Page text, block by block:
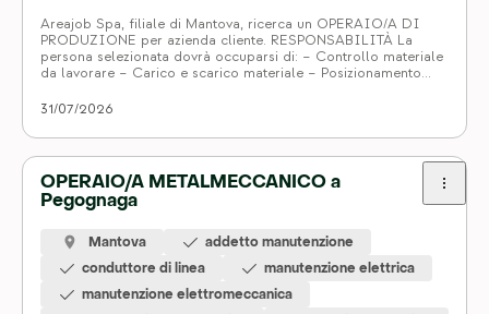
Areajob Spa, filiale di Mantova, ricerca un OPERAIO/A DI
PRODUZIONE per azienda cliente. RESPONSABILITÀ La
persona selezionata dovrà occuparsi di: – Controllo materiale
da lavorare – Carico e scarico materiale – Posizionamento
richiede: – Pregressa esperienza nella mansione di operaia/o –
31/07/2026
OPERAIO/A METALMECCANICO a
Pegognaga
Mantova
addetto manutenzione
conduttore di linea
manutenzione elettrica
manutenzione elettromeccanica